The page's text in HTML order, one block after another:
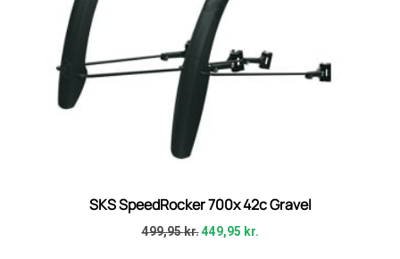
SKS SpeedRocker 700x 42c Gravel
499,95kr. 449,95 kr.